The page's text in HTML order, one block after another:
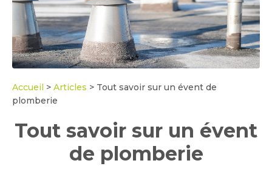
Accueil > Articles > Tout savoir sur un évent de
plomberie
Tout savoir sur un évent
de plomberie